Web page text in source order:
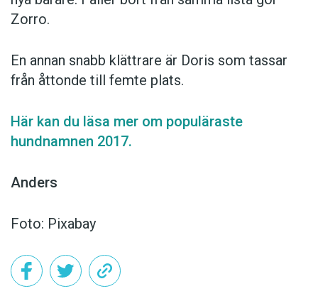
Zorro.
En annan snabb klättrare är Doris som tassar
från åttonde till femte plats.
Här kan du läsa mer om populäraste
hundnamnen 2017.
Anders
Foto: Pixabay